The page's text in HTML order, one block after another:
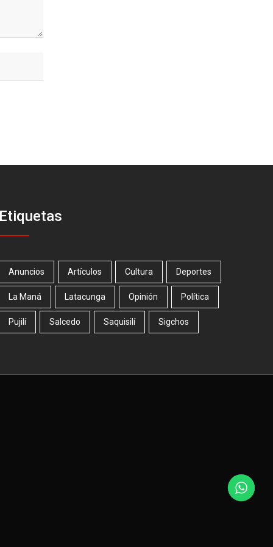
Etiquetas
Anuncios Artículos Cultura Deportes
La Maná Latacunga Opinión Política
Pujilí Salcedo Saquisilí Sigchos